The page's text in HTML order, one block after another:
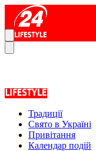
Традиції
Свято в Україні
Привітання
Календар подій